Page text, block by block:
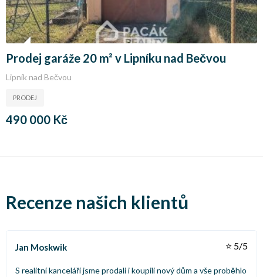
Prodej garáže 20 m² v Lipníku nad Bečvou
Lipník nad Bečvou
PRODEJ
490 000 Kč
Recenze našich klientů
Jan Moskwik ⭐ 5/5
S realitní kanceláří jsme prodali i koupili nový dům a vše proběhlo